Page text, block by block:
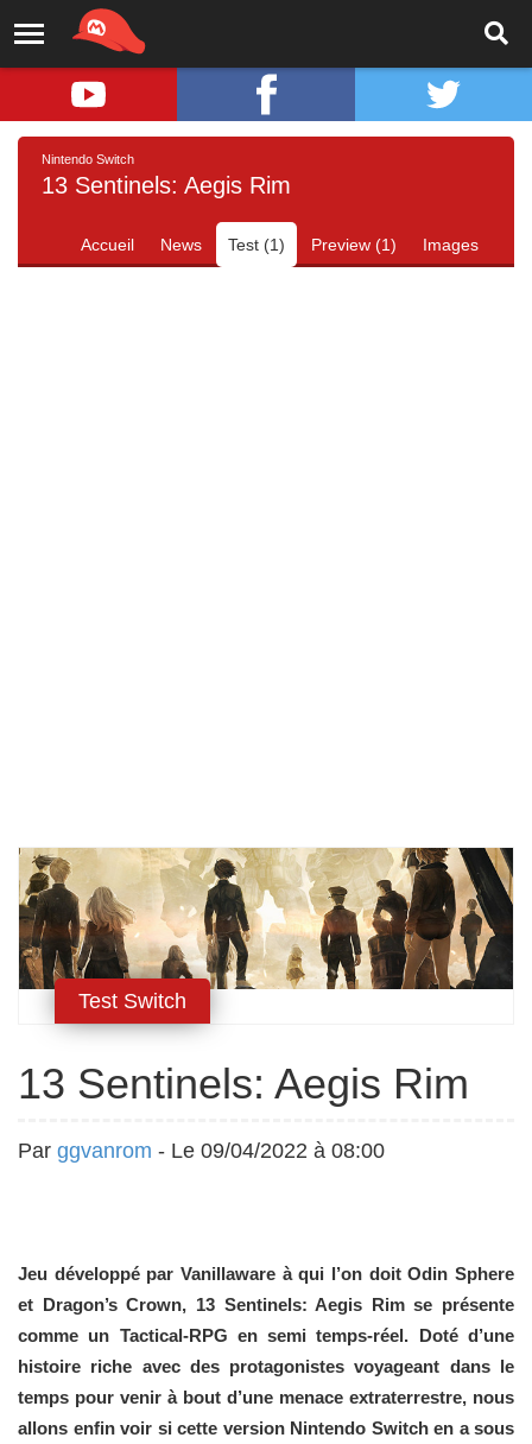
Nintendo Switch
13 Sentinels: Aegis Rim
Accueil News Test (1) Preview (1) Images
Test Switch
13 Sentinels: Aegis Rim
Par ggvanrom - Le 09/04/2022 à 08:00
Jeu développé par Vanillaware à qui l’on doit Odin Sphere
et Dragon’s Crown, 13 Sentinels: Aegis Rim se présente
comme un Tactical-RPG en semi temps-réel. Doté d’une
histoire riche avec des protagonistes voyageant dans le
temps pour venir à bout d’une menace extraterrestre, nous
allons enfin voir si cette version Nintendo Switch en a sous